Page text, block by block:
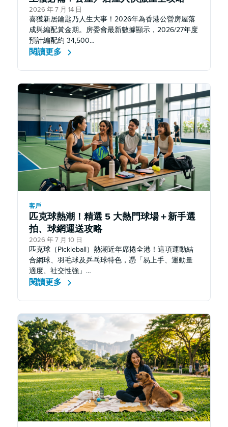
2026 年 7 月 14 日
喜獲新居鑰匙乃人生大事！2026年為香港公營房屋落
成與編配黃金期。房委會最新數據顯示，2026/27年度
預計編配約 34,500…
閱讀更多
客戶
匹克球熱潮！精選 5 大熱門球場＋新手選
拍、球網運送攻略
2026 年 7 月 10 日
匹克球（Pickleball）熱潮近年席捲全港！這項運動結
合網球、羽毛球及乒乓球特色，憑「易上手、運動量
適度、社交性強」…
閱讀更多